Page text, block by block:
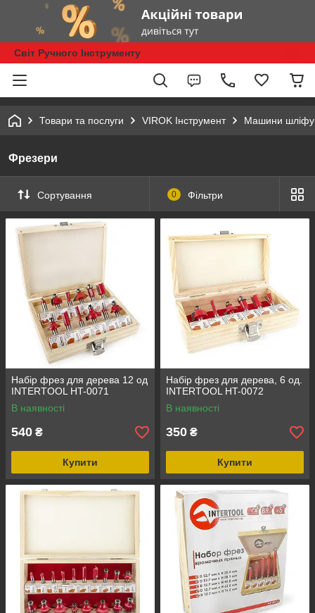
Світ Ручного Інструменту
Товари та послуги VIROK Інструмент Машини
Фрезери
Сортування 0 Фільтри
Набір фрез для дерева 12 од
INTERTOOL HT-0071
В наявності
540 ₴
Купити
Набір фрез для дерева, 6 од.
INTERTOOL HT-0072
В наявності
350 ₴
Купити